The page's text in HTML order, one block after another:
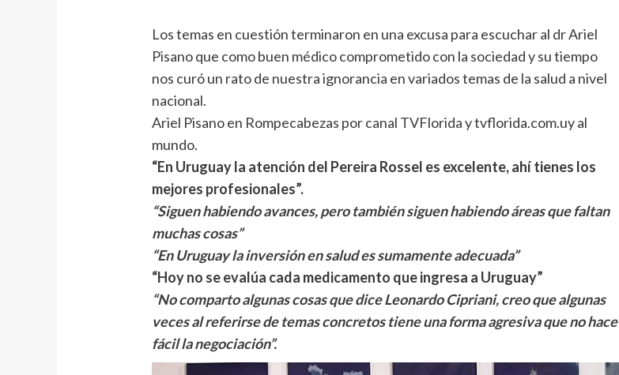
Los temas en cuestión terminaron en una excusa para escuchar al dr Ariel
Pisano que como buen médico comprometido con la sociedad y su tiempo
nos curó un rato de nuestra ignorancia en variados temas de la salud a nivel
nacional.
Ariel Pisano en Rompecabezas por canal TVFlorida y tvflorida.com.uy al
mundo.
“En Uruguay la atención del Pereira Rossel es excelente, ahí tienes los
mejores profesionales”.
“Siguen habiendo avances, pero también siguen habiendo áreas que faltan
muchas cosas”
“En Uruguay la inversión en salud es sumamente adecuada”
“Hoy no se evalúa cada medicamento que ingresa a Uruguay”
“No comparto algunas cosas que dice Leonardo Cipriani, creo que algunas
veces al referirse de temas concretos tiene una forma agresiva que no hace
fácil la negociación”.